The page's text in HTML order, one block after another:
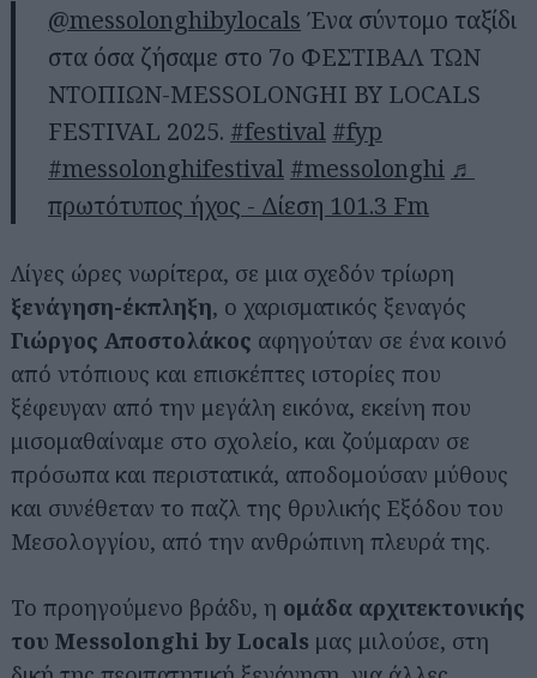
@messolonghibylocals Ένα σύντομο ταξίδι
στα όσα ζήσαμε στο 7ο ΦΕΣΤΙΒΑΛ ΤΩΝ
ΝΤΟΠΙΩΝ-MESSOLONGHI BY LOCALS
FESTIVAL 2025. #festival #fyp
#messolonghifestival #messolonghi ♬
πρωτότυπος ήχος - Δίεση 101.3 Fm
Λίγες ώρες νωρίτερα, σε μια σχεδόν τρίωρη
ξενάγηση-έκπληξη, ο χαρισματικός ξεναγός
Γιώργος Αποστολάκος αφηγούταν σε ένα κοινό
από ντόπιους και επισκέπτες ιστορίες που
ξέφευγαν από την μεγάλη εικόνα, εκείνη που
μισομαθαίναμε στο σχολείο, και ζούμαραν σε
πρόσωπα και περιστατικά, αποδομούσαν μύθους
και συνέθεταν το παζλ της θρυλικής Εξόδου του
Μεσολογγίου, από την ανθρώπινη πλευρά της.
Το προηγούμενο βράδυ, η ομάδα αρχιτεκτονικής
του Messolonghi by Locals μας μιλούσε, στη